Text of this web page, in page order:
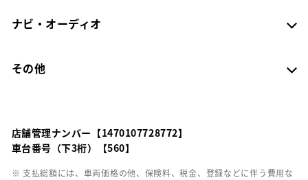
ナビ・オーディオ
その他
店舗管理ナンバー【1470107728772】
車台番号（下3桁）【560】
※ 支払総額には、車両価格の他、保険料、税金、登録などに伴う費用な